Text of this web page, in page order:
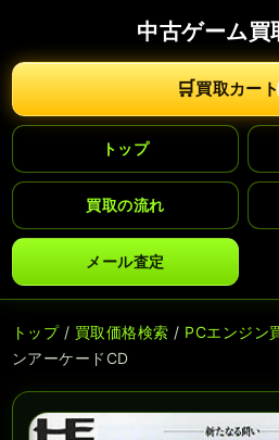
中古ゲーム
🛒買取カート
トップ
買取の流れ
メール査定
トップ/ 買取価格検索 / PCエンジン
ンアーケードCD